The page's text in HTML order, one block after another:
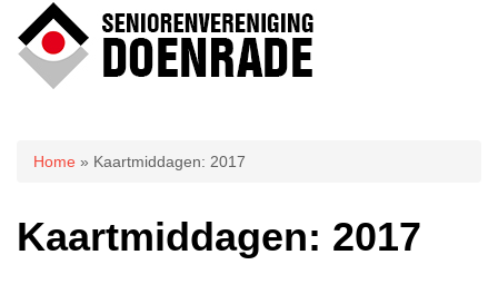
U bent hier
Home » Kaartmiddagen: 2017
Kaartmiddagen: 2017